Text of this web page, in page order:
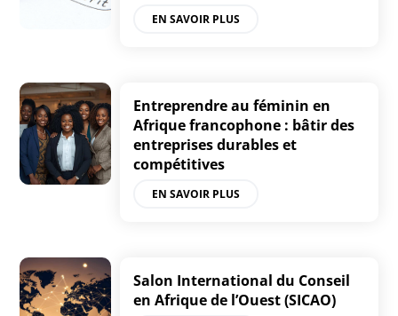
EN SAVOIR PLUS
Entreprendre au féminin en
Afrique francophone : bâtir des
entreprises durables et
compétitives
EN SAVOIR PLUS
Salon International du Conseil
en Afrique de l’Ouest (SICAO)